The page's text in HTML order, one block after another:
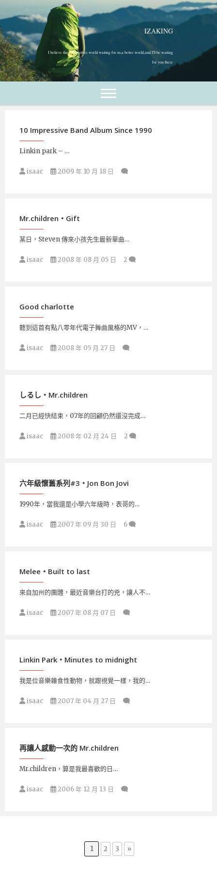
主
要
內
容
IZAKING
I believe there is another world waiting for us,a better world,and I'll be waiting
for you there
10 Impressive Band Album Since 1990
Linkin park – …
isaac 2009 年 10 月 18 日
Mr.children‧Gift
某日，Steven 傳來小孩先生最新單曲…
isaac 2008 年 08 月 05 日 2
Good charlotte
聽到這首有點八零年代電子舞曲風格的MV，…
isaac 2008 年 05 月 27 日
しるし‧Mr.children
二月已經快結束，07年的回顧仍然還沒完成…
isaac 2008 年 02 月 24 日 2
六年級懷舊系列#3‧Jon Bon Jovi
1990年，當我還是小學六年級時，表哥的…
isaac 2007 年 09 月 30 日 6
Melee‧Built to last
來自加州的團體，最近音樂台打的兇，讓人不…
isaac 2007 年 08 月 07 日
Linkin Park‧Minutes to midnight
我是位音樂雜食性動物，就跟視覺一樣，我的…
isaac 2007 年 04 月 27 日
再讓人感動一次的 Mr.children
Mr.children，算是我最喜歡的日…
isaac 2006 年 12 月 13 日
1 2 3 »